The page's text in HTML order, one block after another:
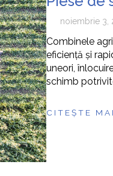
noiembrie 3,
Combinele
eficiență și
uneori,
schimb
CITEȘTE